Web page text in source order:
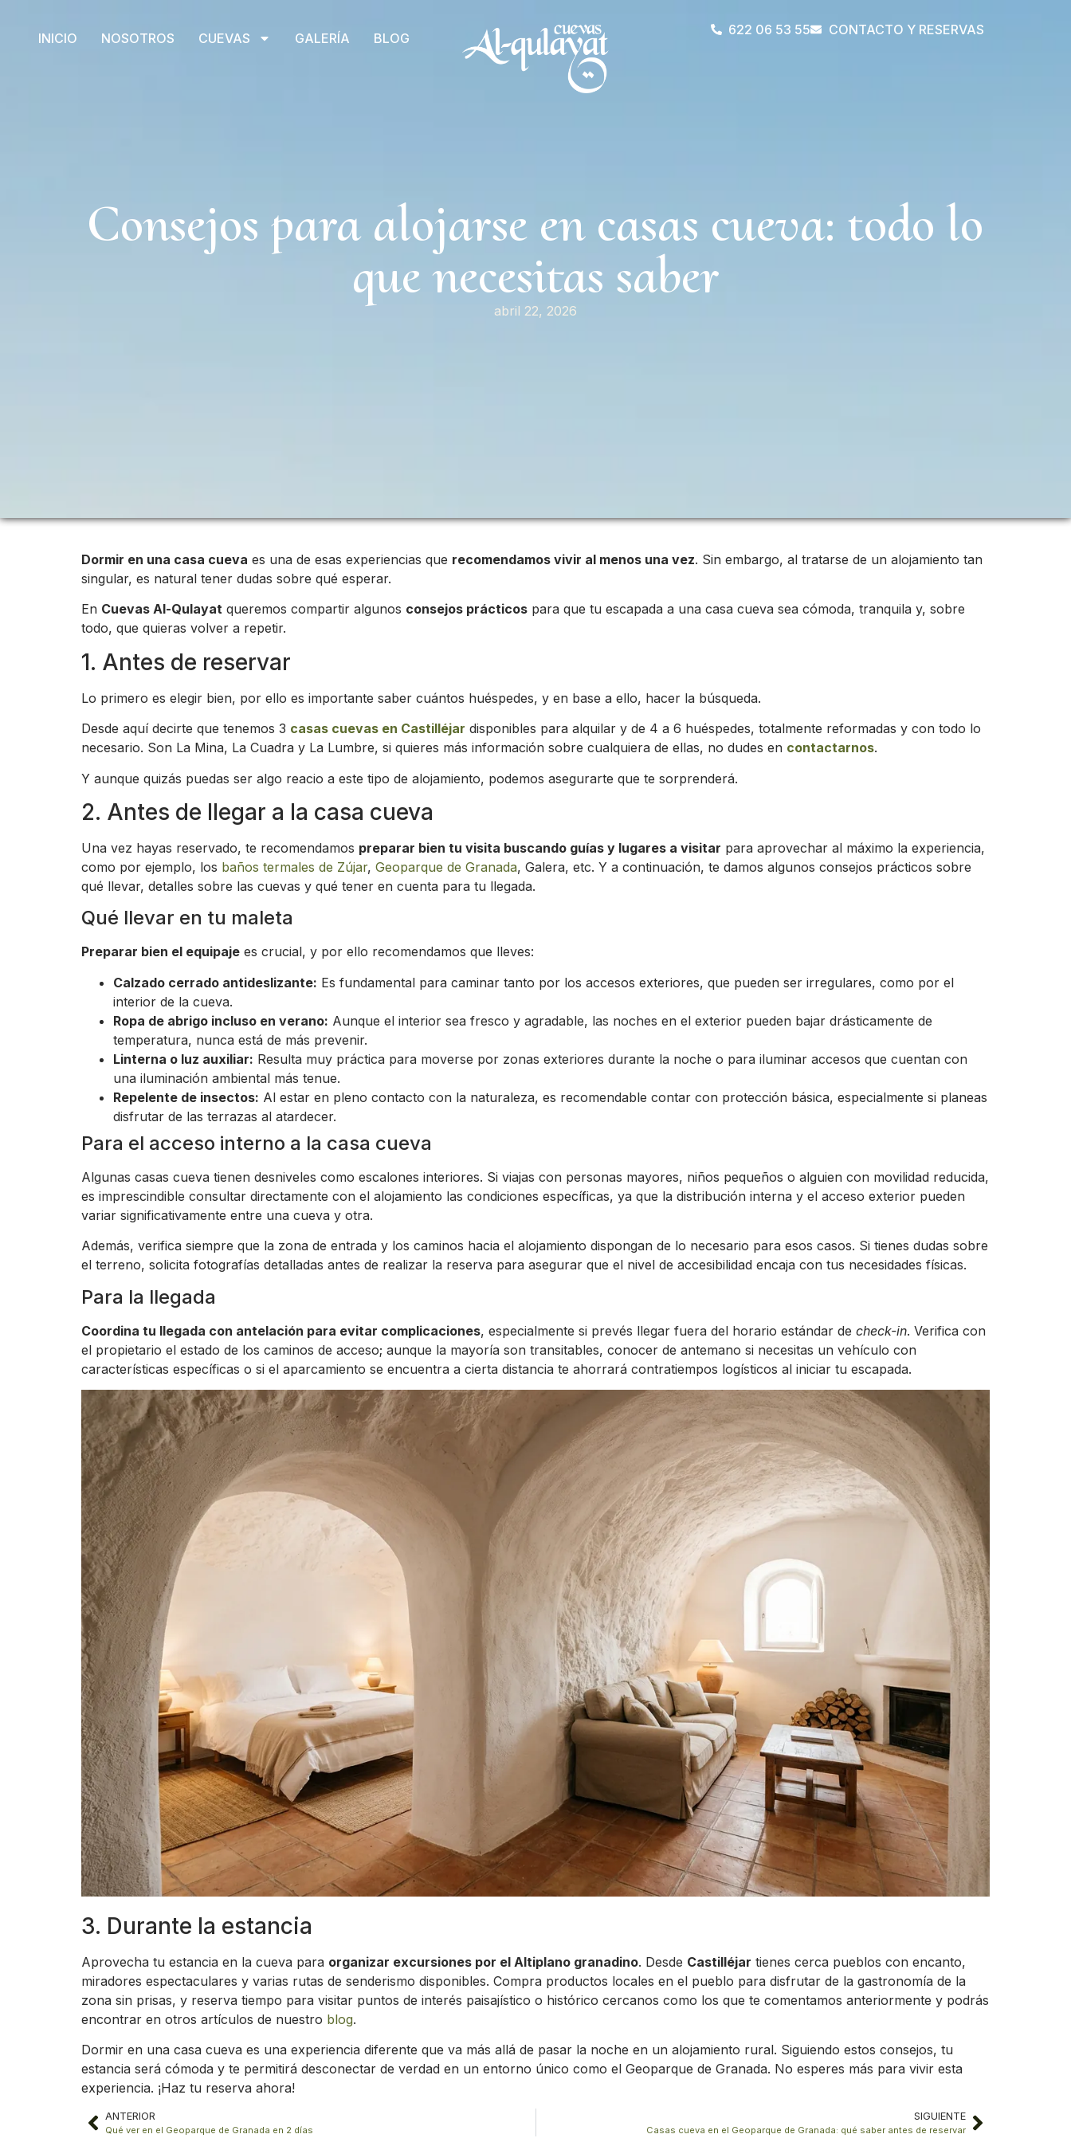
INICIO NOSOTROS CUEVAS GALERÍA BLOG
622 06 53 55 CONTACTO Y RESERVAS
Consejos para alojarse en casas cueva: todo lo
que necesitas saber
abril 22, 2026
Dormir en una casa cueva es una de esas experiencias que recomendamos vivir al menos una vez. Sin embargo, al tratarse de un alojamiento tan
singular, es natural tener dudas sobre qué esperar.
En Cuevas Al-Qulayat queremos compartir algunos consejos prácticos para que tu escapada a una casa cueva sea cómoda, tranquila y, sobre
todo, que quieras volver a repetir.
1. Antes de reservar
Lo primero es elegir bien, por ello es importante saber cuántos huéspedes, y en base a ello, hacer la búsqueda.
Desde aquí decirte que tenemos 3 casas cuevas en Castilléjar disponibles para alquilar y de 4 a 6 huéspedes, totalmente reformadas y con todo lo
necesario. Son La Mina, La Cuadra y La Lumbre, si quieres más información sobre cualquiera de ellas, no dudes en contactarnos.
Y aunque quizás puedas ser algo reacio a este tipo de alojamiento, podemos asegurarte que te sorprenderá.
2. Antes de llegar a la casa cueva
Una vez hayas reservado, te recomendamos preparar bien tu visita buscando guías y lugares a visitar para aprovechar al máximo la experiencia,
como por ejemplo, los baños termales de Zújar, Geoparque de Granada, Galera, etc. Y a continuación, te damos algunos consejos prácticos sobre
qué llevar, detalles sobre las cuevas y qué tener en cuenta para tu llegada.
Qué llevar en tu maleta
Preparar bien el equipaje es crucial, y por ello recomendamos que lleves:
Calzado cerrado antideslizante: Es fundamental para caminar tanto por los accesos exteriores, que pueden ser irregulares, como por el
interior de la cueva.
Ropa de abrigo incluso en verano: Aunque el interior sea fresco y agradable, las noches en el exterior pueden bajar drásticamente de
temperatura, nunca está de más prevenir.
Linterna o luz auxiliar: Resulta muy práctica para moverse por zonas exteriores durante la noche o para iluminar accesos que cuentan con
una iluminación ambiental más tenue.
Repelente de insectos: Al estar en pleno contacto con la naturaleza, es recomendable contar con protección básica, especialmente si planeas
disfrutar de las terrazas al atardecer.
Para el acceso interno a la casa cueva
Algunas casas cueva tienen desniveles como escalones interiores. Si viajas con personas mayores, niños pequeños o alguien con movilidad reducida,
es imprescindible consultar directamente con el alojamiento las condiciones específicas, ya que la distribución interna y el acceso exterior pueden
variar significativamente entre una cueva y otra.
Además, verifica siempre que la zona de entrada y los caminos hacia el alojamiento dispongan de lo necesario para esos casos. Si tienes dudas sobre
el terreno, solicita fotografías detalladas antes de realizar la reserva para asegurar que el nivel de accesibilidad encaja con tus necesidades físicas.
Para la llegada
Coordina tu llegada con antelación para evitar complicaciones, especialmente si prevés llegar fuera del horario estándar de check-in. Verifica con
el propietario el estado de los caminos de acceso; aunque la mayoría son transitables, conocer de antemano si necesitas un vehículo con
características específicas o si el aparcamiento se encuentra a cierta distancia te ahorrará contratiempos logísticos al iniciar tu escapada.
3. Durante la estancia
Aprovecha tu estancia en la cueva para organizar excursiones por el Altiplano granadino. Desde Castilléjar tienes cerca pueblos con encanto,
miradores espectaculares y varias rutas de senderismo disponibles. Compra productos locales en el pueblo para disfrutar de la gastronomía de la
zona sin prisas, y reserva tiempo para visitar puntos de interés paisajístico o histórico cercanos como los que te comentamos anteriormente y podrás
encontrar en otros artículos de nuestro blog.
Dormir en una casa cueva es una experiencia diferente que va más allá de pasar la noche en un alojamiento rural. Siguiendo estos consejos, tu
estancia será cómoda y te permitirá desconectar de verdad en un entorno único como el Geoparque de Granada. No esperes más para vivir esta
experiencia. ¡Haz tu reserva ahora!
ANTERIOR
Qué ver en el Geoparque de Granada en 2 días
SIGUIENTE
Casas cueva en el Geoparque de Granada: qué saber antes de reservar